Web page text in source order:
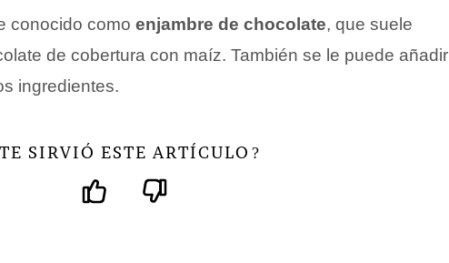
conocido como enjambre de chocolate, que suele
de cobertura con maíz. También se le puede añadir
ingredientes.
TE SIRVIÓ ESTE ARTÍCULO ?